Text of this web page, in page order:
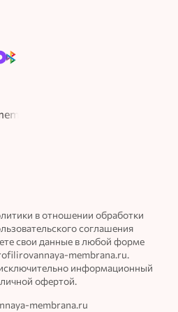
в отношении обработки
соглашения
свои данные в любой форме
membrana.ru.
информационный
офертой.
membrana.ru